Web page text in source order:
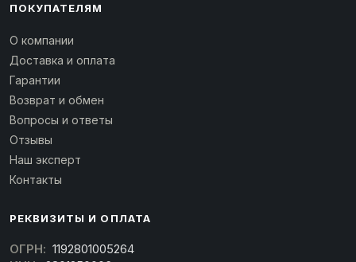
ПОКУПАТЕЛЯМ
О компании
Доставка и оплата
Гарантии
Возврат и обмен
Вопросы и ответы
Отзывы
Наш эксперт
Контакты
РЕКВИЗИТЫ И ОПЛАТА
ОГРН: 1192801005264